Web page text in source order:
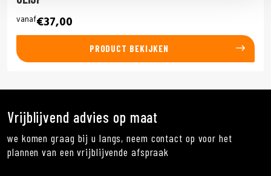
vanaf€37,00
PRODUCT BEKIJKEN
Vrijblijvend advies op maat
we komen graag bij u langs, neem contact op voor het
plannen van een vrijblijvende afspraak